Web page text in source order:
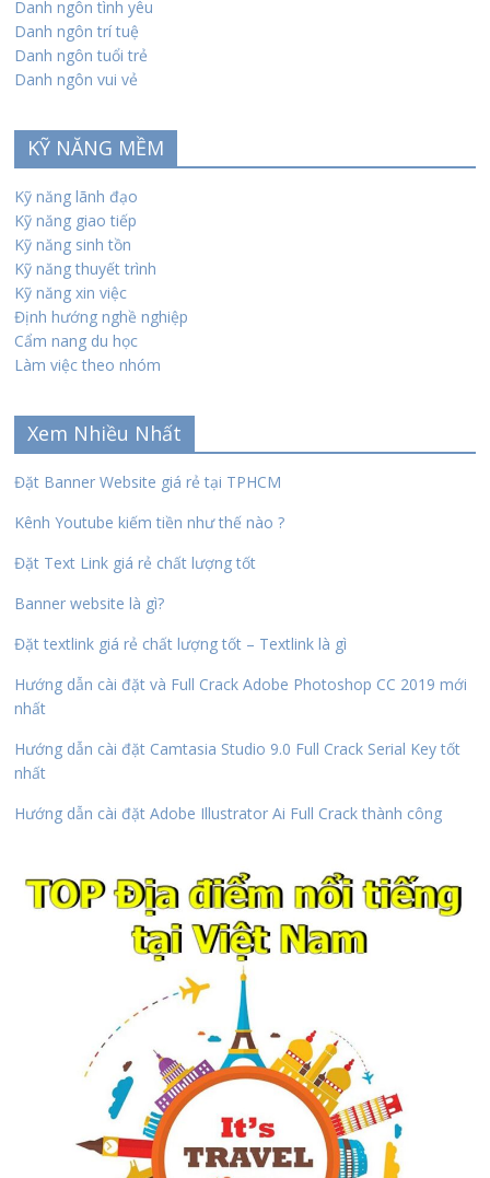
Danh ngôn tình yêu
Danh ngôn trí tuệ
Danh ngôn tuổi trẻ
Danh ngôn vui vẻ
KỸ NĂNG MỀM
Kỹ năng lãnh đạo
Kỹ năng giao tiếp
Kỹ năng sinh tồn
Kỹ năng thuyết trình
Kỹ năng xin việc
Định hướng nghề nghiệp
Cẩm nang du học
Làm việc theo nhóm
Xem Nhiều Nhất
Đặt Banner Website giá rẻ tại TPHCM
Kênh Youtube kiếm tiền như thế nào ?
Đặt Text Link giá rẻ chất lượng tốt
Banner website là gì?
Đặt textlink giá rẻ chất lượng tốt – Textlink là gì
Hướng dẫn cài đặt và Full Crack Adobe Photoshop CC 2019 mới
nhất
Hướng dẫn cài đặt Camtasia Studio 9.0 Full Crack Serial Key tốt
nhất
Hướng dẫn cài đặt Adobe Illustrator Ai Full Crack thành công